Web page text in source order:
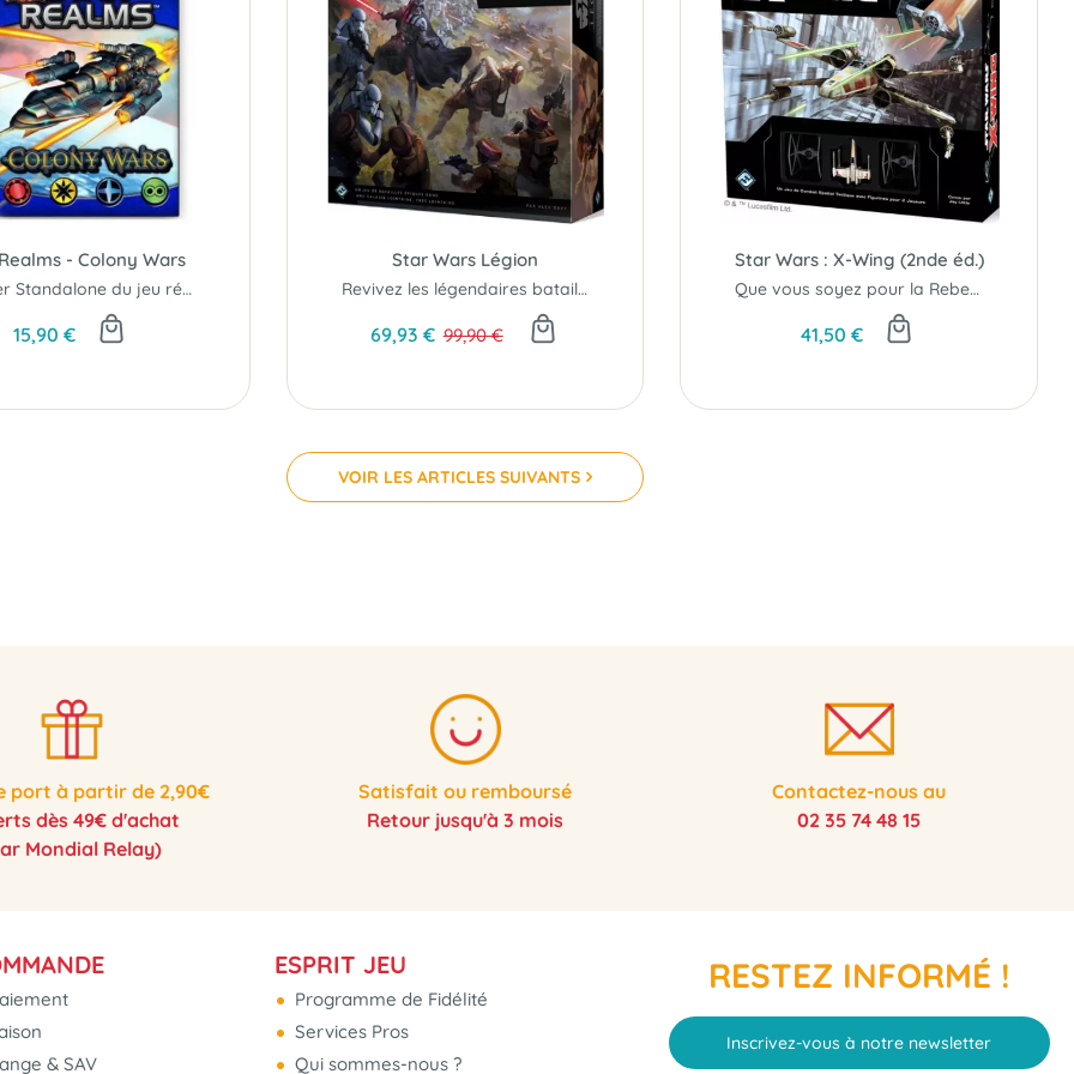
- Colony Wars
Premier Standalone du jeu récompensé à de multiples reprises
15,90 €
Star Wars Légion
Revivez les légendaires batailles terrestres de Star Wars..!
69,93 € 99,90 €
Star Wars : X-Wing (2nde éd.)
Que vous soyez pour la Rebellion ou pour l'Empire, que la Force soit avec vous!
41,50 €
VOIR LES ARTICLES SUIVANTS
port à partir de 2,90€
dès 49€ d'achat
Mondial Relay)
Satisfait ou remboursé
Retour jusqu'à 3 mois
Contactez-nous au
02 35 74 48 15
& SAV
ESPRIT JEU
Programme de Fidélité
Services Pros
Qui sommes-nous ?
RESTEZ INFORMÉ !
Inscrivez-vous à notre newsletter